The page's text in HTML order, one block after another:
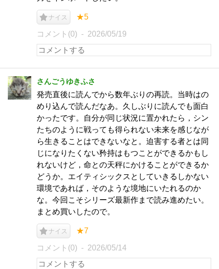
ナイス ★5
コメント(0) 2026/05/19
さんごうゆきふさ
発売直後に読んでから数年ぶりの再読。当時はの
めり込んで読んだなあ。久しぶりに読んでも面白
かったです。自分が同じ状況に置かれたら，シン
たちのように戦っても得られない未来を感じなが
ら生きることはできないなと。迫害する者とは同
じになりたくない矜持はもつことができるかもし
れないけど，命との天秤にかけることができるか
どうか。エイティシックスとしていきるしかない
環境であれば，そのような境地にいたれるのか
な。今回こそシリーズ最新作まで読み進めたい。
まとめ買いしたので。
ナイス ★7
コメント(0) 2026/05/14